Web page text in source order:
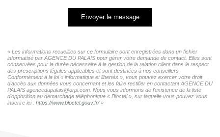
Envoyer le message
« Les informations recueillies sur ce formulaire sont enregistrées dans un fichier
informatisé par AGENCE DU PALAIS pour gérer votre demande de contact. Elles sont
conservées pour la durée nécessaire à la gestion de la relation client dans le respect
des prescriptions légales applicables et sont destinées à nos conseillers
Conformément à la loi « informatique et libertés », vous pouvez exercer votre droit
d'accès aux données vous concernant et les faire rectifier en contactant AGENCE DU
PALAIS agencedupalais@orpi.com. Nous vous informons de l'existence de la liste
d'opposition au démarchage téléphonique « Bloctel », sur laquelle vous pouvez vous
inscrire ici : https://www.bloctel.gouv.fr/»